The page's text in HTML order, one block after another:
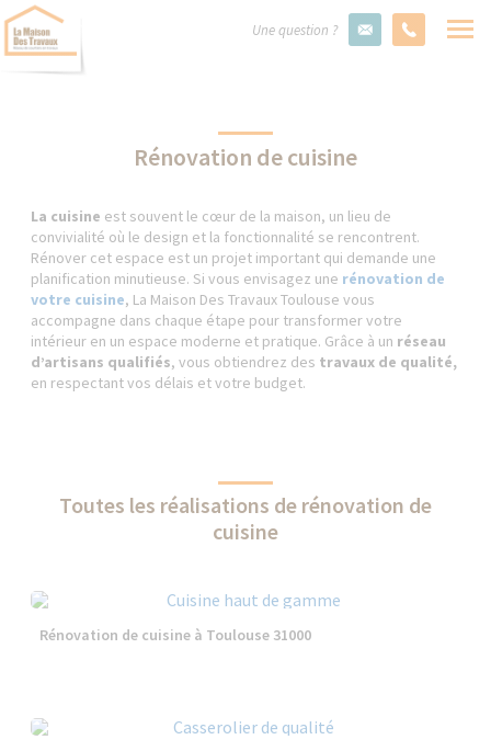
Une question ?
Rénovation de cuisine
La cuisine est souvent le cœur de la maison, un lieu de
convivialité où le design et la fonctionnalité se rencontrent.
Rénover cet espace est un projet important qui demande une
planification minutieuse. Si vous envisagez une rénovation de
votre cuisine, La Maison Des Travaux Toulouse vous
accompagne dans chaque étape pour transformer votre
intérieur en un espace moderne et pratique. Grâce à un réseau
d’artisans qualifiés, vous obtiendrez des travaux de qualité,
en respectant vos délais et votre budget.
Toutes les réalisations de rénovation de
cuisine
Rénovation de cuisine à Toulouse 31000